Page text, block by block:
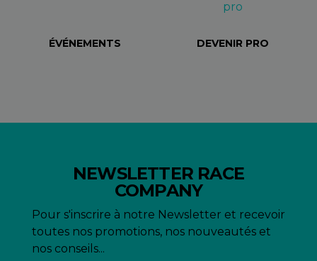
ÉVÉNEMENTS DEVENIR PRO
NEWSLETTER RACE
COMPANY
Pour s'inscrire à notre Newsletter et recevoir
toutes nos promotions, nos nouveautés et
nos conseils...